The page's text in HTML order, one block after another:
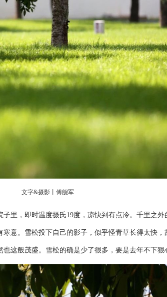
文字&摄影丨傅舰军
，即时温度摄氏19度，凉快到有点冷。千里之外
意。雪松投下自己的影子，似乎怪青草长得太快
这般茂盛。雪松的确是少了很多，要是去年不下